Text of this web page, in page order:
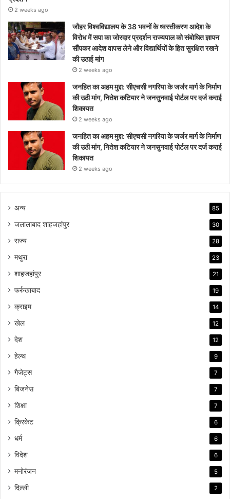
2 weeks ago
जौहर विश्वविद्यालय के 38 भवनों के ध्वस्तीकरण आदेश के
विरोध में सपा का जोरदार प्रदर्शन राज्यपाल को संबोधित ज्ञापन
सौंपकर आदेश वापस लेने और विद्यार्थियों के हित सुरक्षित रखने
की उठाई मांग
2 weeks ago
जनहित का अहम मुद्दा: सीएचसी नगरिया के जर्जर मार्ग के निर्माण
की उठी मांग, नितेश कटियार ने जनसुनवाई पोर्टल पर दर्ज कराई
शिकायत
2 weeks ago
जनहित का अहम मुद्दा: सीएचसी नगरिया के जर्जर मार्ग के निर्माण
की उठी मांग, नितेश कटियार ने जनसुनवाई पोर्टल पर दर्ज कराई
शिकायत
2 weeks ago
अन्य 85
जलालाबाद शाहजहांपुर 30
राज्य 28
मथुरा 23
शाहजहांपुर 21
फर्रुखाबाद 19
क्राइम 14
खेल 12
देश 12
हेल्थ 9
गैजेट्स 7
बिजनेस 7
शिक्षा 7
क्रिकेट 6
धर्म 6
विदेश 6
मनोरंजन 5
दिल्ली 2